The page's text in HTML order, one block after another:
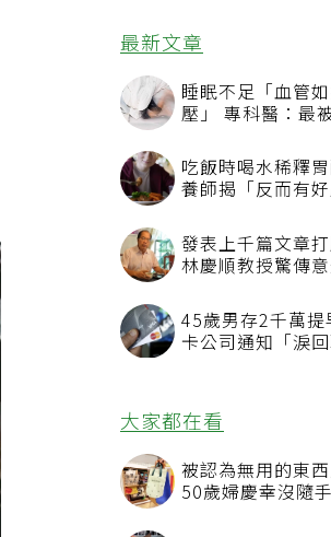
最新文章
睡眠不足「血管
壓」 專科醫：最
吃飯時喝水稀釋
養師揭「反而有
發表上千篇文章
林慶順教授驚傳
45歲男存2千萬
卡公司通知「淚
大家都在看
被認為無用的東
50歲婦慶幸沒隨